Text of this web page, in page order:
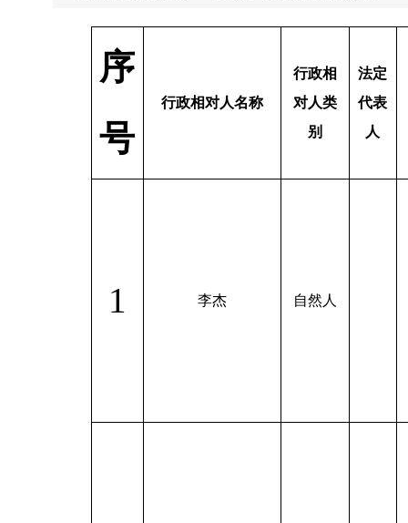
序
号
行政相对人名称
行政相
对人类
别
法定
代表
人
1 李杰 自然人